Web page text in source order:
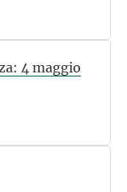
4 maggio